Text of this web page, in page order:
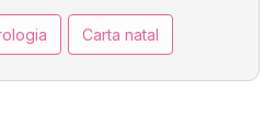
Carta natal